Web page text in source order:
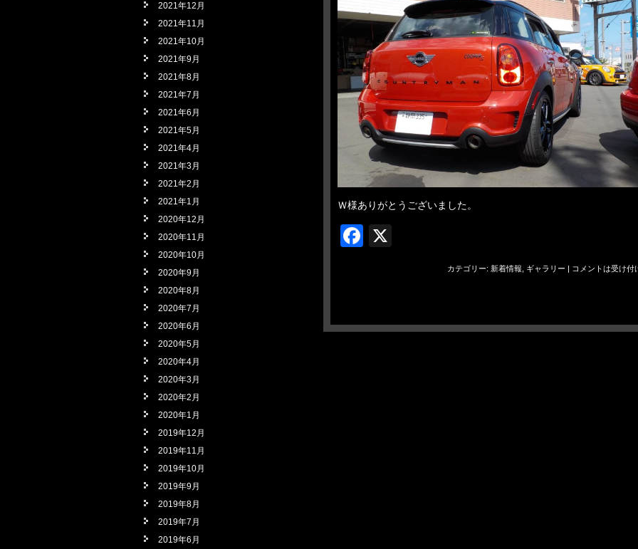
Ｗ様ありがとうございました。
Facebook
カテゴリー: 新着情報 ギャラリー | コメントは受け付
2021年12月
2021年11月
2021年10月
2021年9月
2021年8月
2021年7月
2021年6月
2021年5月
2021年4月
2021年3月
2021年2月
2021年1月
2020年12月
2020年11月
2020年10月
2020年9月
2020年8月
2020年7月
2020年6月
2020年5月
2020年4月
2020年3月
2020年2月
2020年1月
2019年12月
2019年11月
2019年10月
2019年9月
2019年8月
2019年7月
2019年6月